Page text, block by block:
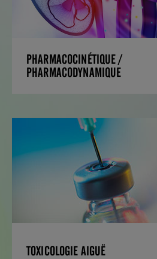
PHARMACOCINÉTIQUE /
PHARMACODYNAMIQUE
TOXICOLOGIE AIGUË